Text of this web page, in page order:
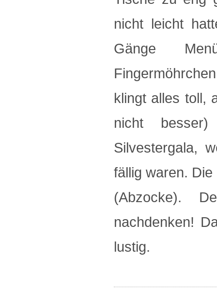
nicht leicht
Gänge
klingt alles toll,
nicht
Silvestergala,
fällig waren.
(Abzocke).
nachdenken!
lustig.